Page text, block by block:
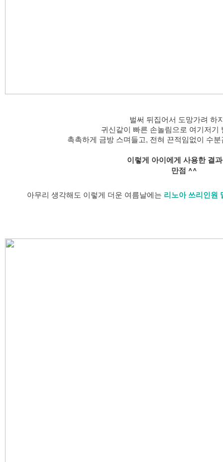
벌써 뒤집어서 도망가려 하
귀신같이 빠른 손놀림으로 여기저기
촉촉하게 금방 스며들고, 전혀 끈적임없이 수
이렇게 아이에게 사용한 결
만점 ^^
아무리 생각해도 이렇게 더운 여름날에는 리노아 쓰리인원